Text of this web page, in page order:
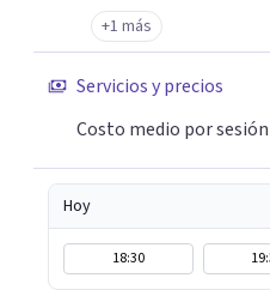
paranoia, somnolencia,
violencia intrafamiliar,
crisis de angustia y pánico,
+1 más
Servicios y precios
Costo medio por sesión
Hoy
18:30